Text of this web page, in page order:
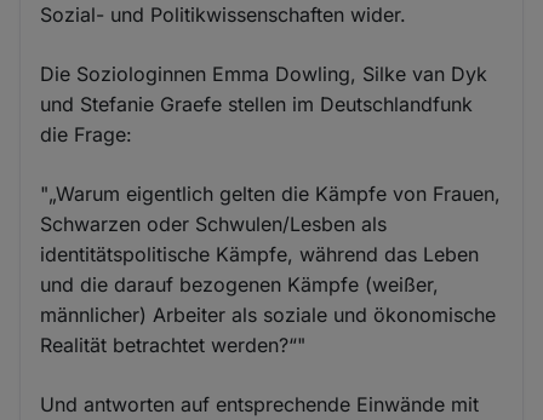
Sozial- und Politikwissenschaften wider.
Die Soziologinnen Emma Dowling, Silke van Dyk
und Stefanie Graefe stellen im Deutschlandfunk
die Frage:
"„Warum eigentlich gelten die Kämpfe von Frauen,
Schwarzen oder Schwulen/Lesben als
identitätspolitische Kämpfe, während das Leben
und die darauf bezogenen Kämpfe (weißer,
männlicher) Arbeiter als soziale und ökonomische
Realität betrachtet werden?“"
Und antworten auf entsprechende Einwände mit